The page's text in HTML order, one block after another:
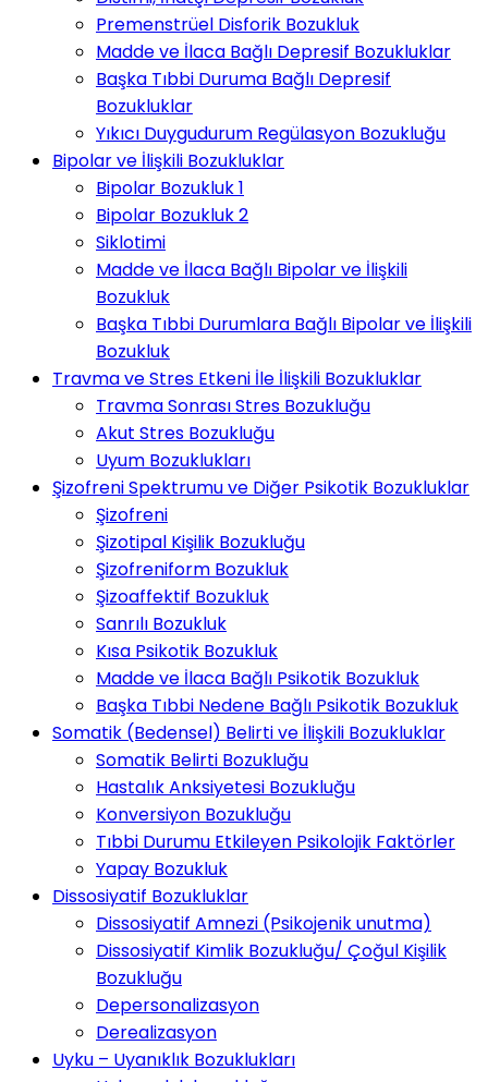
Premenstrüel Disforik Bozukluk
Madde ve İlaca Bağlı Depresif Bozukluklar
Başka Tıbbi Duruma Bağlı Depresif
Bozukluklar
Yıkıcı Duygudurum Regülasyon Bozukluğu
Bipolar ve İlişkili Bozukluklar
Bipolar Bozukluk 1
Bipolar Bozukluk 2
Siklotimi
Madde ve İlaca Bağlı Bipolar ve İlişkili
Bozukluk
Başka Tıbbi Durumlara Bağlı Bipolar ve İlişkili
Bozukluk
Travma ve Stres Etkeni İle İlişkili Bozukluklar
Travma Sonrası Stres Bozukluğu
Akut Stres Bozukluğu
Uyum Bozuklukları
Şizofreni Spektrumu ve Diğer Psikotik Bozukluklar
Şizofreni
Şizotipal Kişilik Bozukluğu
Şizofreniform Bozukluk
Şizoaffektif Bozukluk
Sanrılı Bozukluk
Kısa Psikotik Bozukluk
Madde ve İlaca Bağlı Psikotik Bozukluk
Başka Tıbbi Nedene Bağlı Psikotik Bozukluk
Somatik (Bedensel) Belirti ve İlişkili Bozukluklar
Somatik Belirti Bozukluğu
Hastalık Anksiyetesi Bozukluğu
Konversiyon Bozukluğu
Tıbbi Durumu Etkileyen Psikolojik Faktörler
Yapay Bozukluk
Dissosiyatif Bozukluklar
Dissosiyatif Amnezi (Psikojenik unutma)
Dissosiyatif Kimlik Bozukluğu/ Çoğul Kişilik
Bozukluğu
Depersonalizasyon
Derealizasyon
Uyku – Uyanıklık Bozuklukları